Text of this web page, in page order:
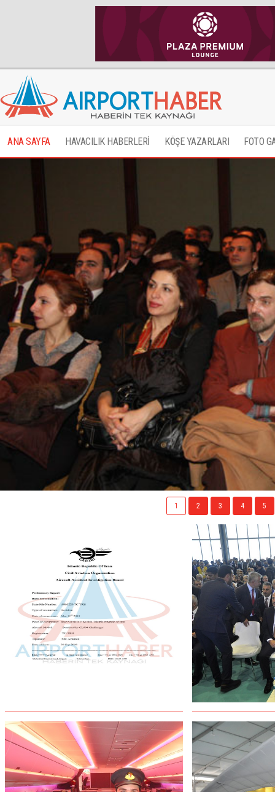
ANA SAYFA HAVACILIK HABERLERİ KÖŞE YAZARLARI FOTO
1 2 3 4 5